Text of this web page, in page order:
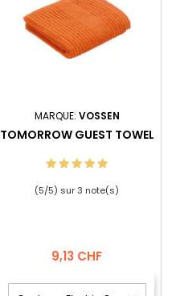
MARQUE: VOSSEN
TOMORROW GUEST TOWEL
(5/5) sur3 note(s)
Prix
9,13 CHF